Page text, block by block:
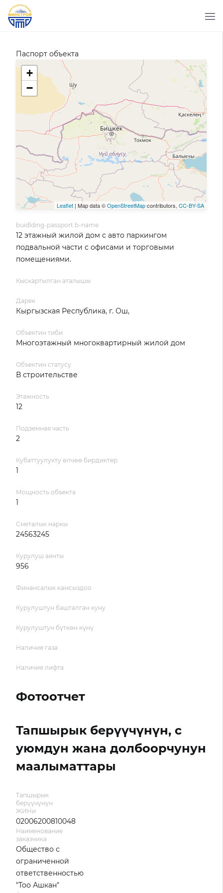
Паспорт объекта
+
−
Leaflet | Map data ©OpenStreetMapcontributors, CC-BY-SA
buidlding-passport.b-name
12 этажный жилой дом с авто паркингом
подвальной части с офисами и торговыми
помещениями.
Кыскартылган аталышы
Дарек
Кыргызская Республика, г. Ош,
Объектин тиби
Многоэтажный многоквартирный жилой дом
Объектин статусу
В строительстве
Этажность
12
Подземная часть
2
Кубаттуулукту өлчөө бирдиктер
1
Мощность объекта
1
Сметалык наркы
24563245
Курулуш аянты
956
Финансалык камсыздоо
Курулуштун башталган куну
Курулуштун бүткөн күнү
Наличие газа
Наличие лифта
Фотоотчет
Тапшырык берүүчүнүн, с
уюмдун жана долбоорчунун
маалыматтары
Тапшырык
берүүчүнүн
ЖИНи
02006200810048
Наименование
заказчика
Общество с
ограниченной
ответственностью
"Тоо Ашкан"